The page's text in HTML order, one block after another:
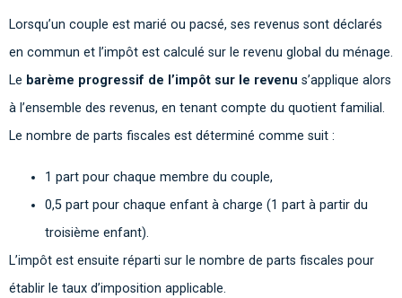
Lorsqu’un couple est marié ou pacsé, ses revenus sont déclarés
en commun et l’impôt est calculé sur le revenu global du ménage.
Le barème progressif de l’impôt sur le revenu s’applique alors
à l’ensemble des revenus, en tenant compte du quotient familial.
Le nombre de parts fiscales est déterminé comme suit :
1 part pour chaque membre du couple,
0,5 part pour chaque enfant à charge (1 part à partir du
troisième enfant).
L’impôt est ensuite réparti sur le nombre de parts fiscales pour
établir le taux d’imposition applicable.